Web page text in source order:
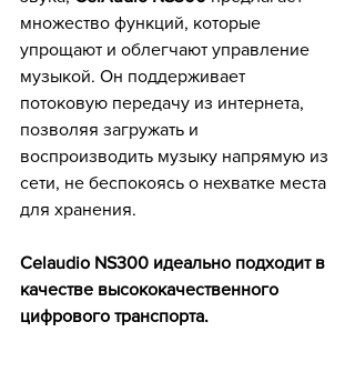
множество функций, которые
упрощают и облегчают управление
музыкой. Он поддерживает
потоковую передачу из интернета,
позволяя загружать и
воспроизводить музыку напрямую из
сети, не беспокоясь о нехватке места
для хранения.
Celaudio NS300 идеально подходит в
качестве высококачественного
цифрового транспорта.